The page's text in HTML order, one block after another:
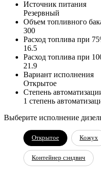
Источник питания
Резервный
Объем топливного
300
Расход топлива при
16.5
Расход топлива при
21.9
Вариант исполнения
Открытое
Степень
1 степень
Выберите исполнение
Открытое Кожух
Контейнер сэндвич